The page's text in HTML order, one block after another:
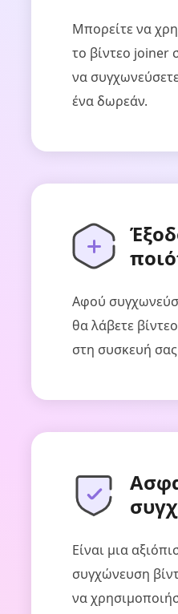
Μπορείτε να
το βίντεο joiner
να
ένα δωρεάν.
Αφού
θα λάβετε
στη συσκευή
Είναι μια
συγχώνευση
να